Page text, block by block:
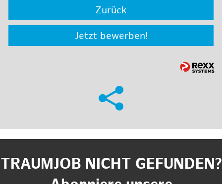
Zurück
Jetzt bewerben!
TRAUMJOB NICHT GEFUNDEN?